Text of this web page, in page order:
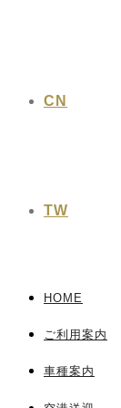
CN
TW
HOME
ご利用案内
車種案内